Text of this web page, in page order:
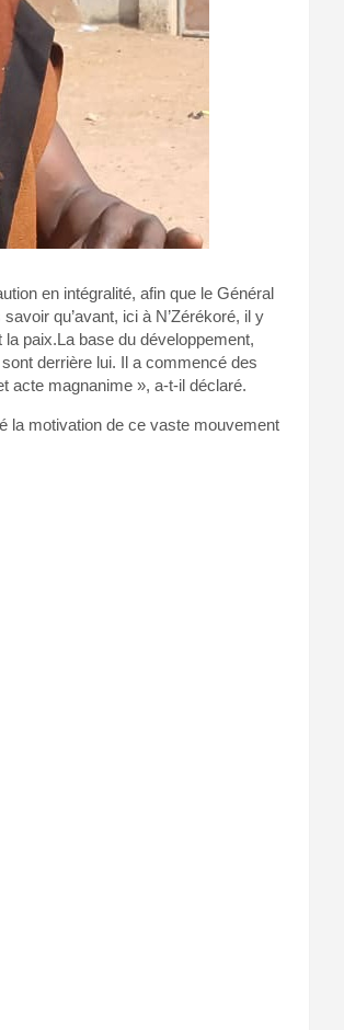
en intégralité, afin que le Général
qu’avant, ici à N’Zérékoré, il y
paix.La base du développement,
derrière lui. Il a commencé des
acte magnanime », a-t-il déclaré.
la motivation de ce vaste mouvement